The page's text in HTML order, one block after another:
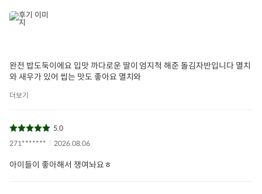
완전 밥도둑이에요 입맛 까다로운 딸이 엄지척 해준 돌김자반입니다 멸치
와 새우가 있어 씹는 맛도 좋아요 멸치와
더보기
5.0
271*******
2026.08.06
아이들이 좋아해서 쟁여놔요ㅎ